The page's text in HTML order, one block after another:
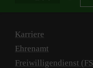
Karriere
Ehrenamt
Freiwilligendienst